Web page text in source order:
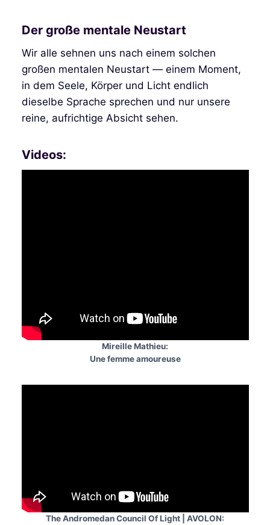
Der große mentale Neustart
Wir alle sehnen uns nach einem solchen
großen mentalen Neustart — einem Moment,
in dem Seele, Körper und Licht endlich
dieselbe Sprache sprechen und nur unsere
reine, aufrichtige Absicht sehen.
Videos:
Mireille Mathieu:
Une femme amoureuse
The Andromedan Council Of Light | AVOLON: